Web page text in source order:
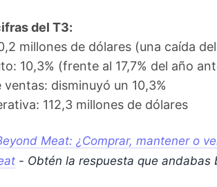
del T3:
millones de dólares (una caída del
10,3% (frente al 17,7% del año
ventas: disminuyó un 10,3%
112,3 millones de dólares
Meat: ¿Comprar, mantener o
- Obtén la respuesta que andabas